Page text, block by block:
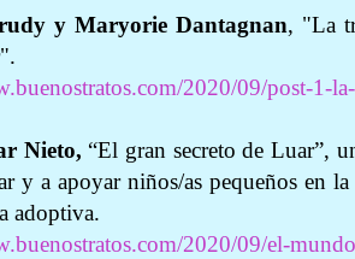
y Maryorie Dantagnan, "La
2020/09/post-1-
Nieto, “El gran secreto de Luar”,
y a apoyar niños/as pequeños en
adoptiva.
2020/09/el-